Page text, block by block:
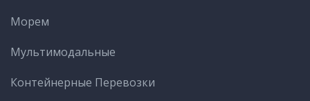
Морем
Мультимодальные
Контейнерные Перевозки